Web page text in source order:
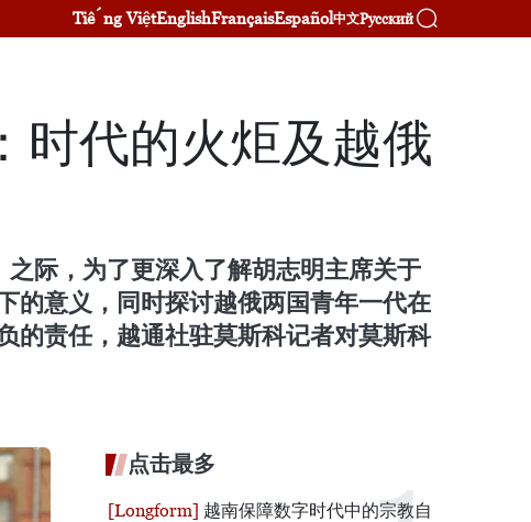
Tiếng ViệtEnglishFrançaisEspañol中文Русский
时代的火炬及越俄
之际，为了更深入了解胡志明主席关于
的意义，同时探讨越俄两国青年一代在
的责任，越通社驻莫斯科记者对莫斯科
点击最多
越南保障数字时代中的宗教自